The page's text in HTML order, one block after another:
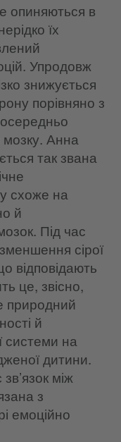
опиняються в
їх
Упродовж
знижується
порівняно з
мозку. Анна
так звана
схоже на
й
Під час
сірої
відповідають
це, звісно,
природний
й
системи на
дитини.
між
з
емоційно